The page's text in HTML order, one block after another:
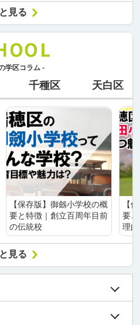
見る
学区コラム -
千種区 天白区
【保存版】御劔小学校の概
要と特徴｜創立百周年目前
の伝統校
【
要
理
見る